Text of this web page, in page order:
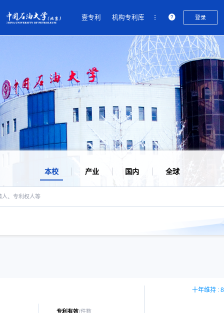
务
中
心
壹专利 机构专利库 登录
本校 产业 国内 全球
专利有效/件数